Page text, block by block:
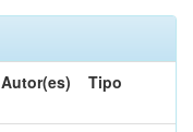
Autor(es) Tipo